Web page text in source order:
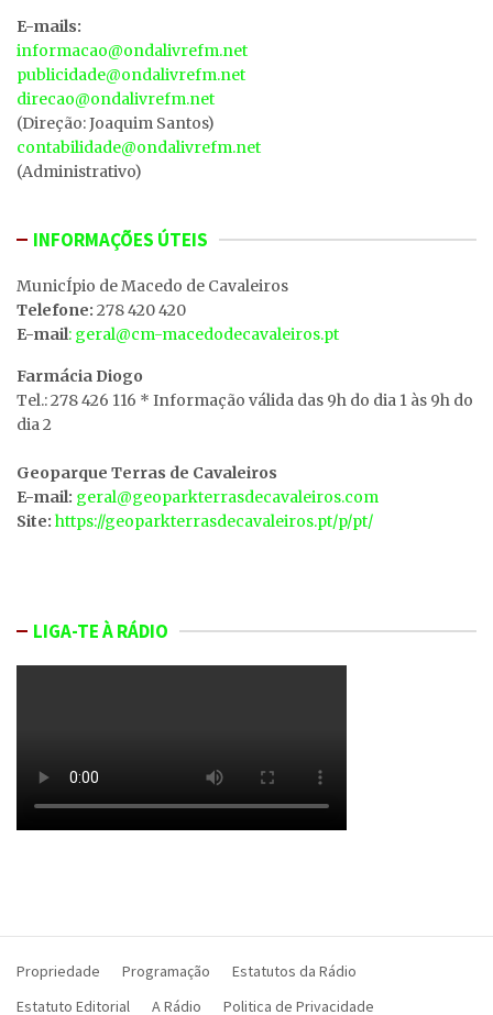
E-mails:
informacao@ondalivrefm.net
publicidade@ondalivrefm.net
direcao@ondalivrefm.net
(Direção: Joaquim Santos)
contabilidade@ondalivrefm.net
(Administrativo)
INFORMAÇÕES ÚTEIS
MunicÍpio de Macedo de Cavaleiros
Telefone: 278 420 420
E-mail: geral@cm-macedodecavaleiros.pt
Farmácia Diogo
Tel.: 278 426 116 * Informação válida das 9h do dia 1 às 9h do
dia 2
Geoparque Terras de Cavaleiros
E-mail: geral@geoparkterrasdecavaleiros.com
Site: https://geoparkterrasdecavaleiros.pt/p/pt/
LIGA-TE À RÁDIO
Propriedade Programação
Estatutos da Rádio
Estatuto Editorial
A Rádio Politica de Privacidade